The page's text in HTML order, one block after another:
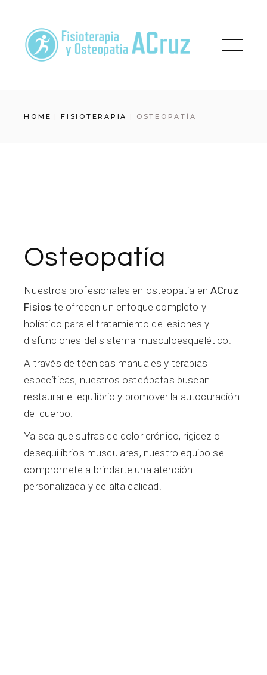
content
HOME FISIOTERAPIA OSTEOPATÍA
Osteopatía
Nuestros profesionales en osteopatía enACruz
Fisios te ofrecen un enfoque completo y
holístico para el tratamiento de lesiones y
disfunciones del sistema musculoesquelético.
A través de técnicas manuales y terapias
específicas, nuestros osteópatas buscan
restaurar el equilibrio y promover la autocuración
del cuerpo.
Ya sea que sufras de dolor crónico, rigidez o
desequilibrios musculares, nuestro equipo se
compromete a brindarte una atención
personalizada y de alta calidad.